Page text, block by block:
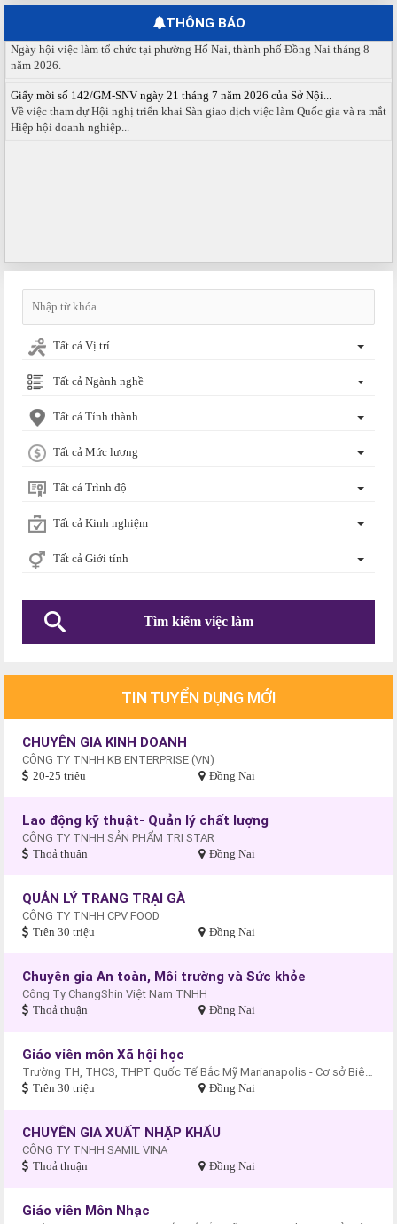
THÔNG BÁO
Ngày hội việc làm phường Hố Nai tháng 8 năm 2026
năm 2026.
Về việc tham dự Hội nghị triển khai Sàn giao dịch việc làm Quốc gia và ra mắt
Hiệp hội doanh nghiệp...
Tất cả Vị trí
Tất cả Ngành nghề
Tất cả Tỉnh thành
Tất cả Mức lương
Tất cả Trình độ
Tất cả Kinh nghiệm
Tất cả Giới tính
TIN TUYỂN DỤNG MỚI
CHUYÊN GIA KINH DOANH
CÔNG TY TNHH KB ENTERPRISE (VN)
20-25 triệu Đồng Nai
Lao động kỹ thuật- Quản lý chất lượng
CÔNG TY TNHH SẢN PHẨM TRI STAR
Thoả thuận Đồng Nai
QUẢN LÝ TRANG TRẠI GÀ
CÔNG TY TNHH CPV FOOD
Trên 30 triệu Đồng Nai
Chuyên gia An toàn, Môi trường và Sức khỏe
Công Ty ChangShin Việt Nam TNHH
Thoả thuận Đồng Nai
Giáo viên môn Xã hội học
Trường TH, THCS, THPT Quốc Tế Bắc Mỹ Marianapolis - Cơ sở Biên Hòa
Trên 30 triệu Đồng Nai
CHUYÊN GIA XUẤT NHẬP KHẨU
CÔNG TY TNHH SAMIL VINA
Thoả thuận Đồng Nai
Giáo viên Môn Nhạc